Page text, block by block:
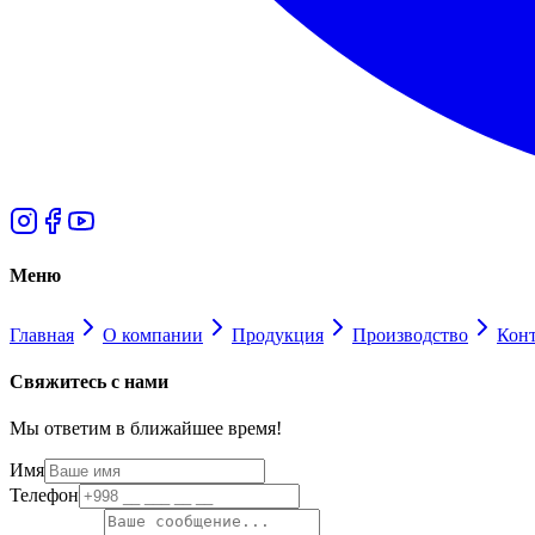
Меню
Главная О компании Продукция Производство
Свяжитесь с нами
Мы ответим в ближайшее время!
Имя
Телефон